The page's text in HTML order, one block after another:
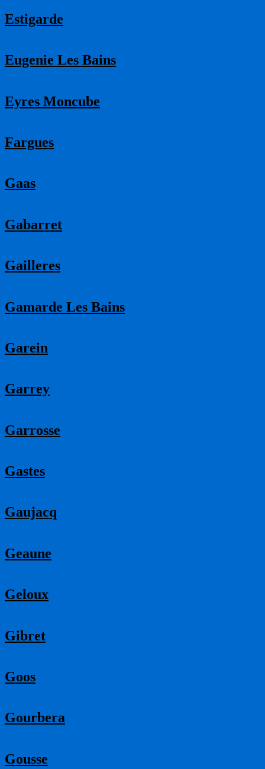
Estigarde
Eugenie Les Bains
Eyres Moncube
Fargues
Gaas
Gabarret
Gailleres
Gamarde Les Bains
Garein
Garrey
Garrosse
Gastes
Gaujacq
Geaune
Geloux
Gibret
Goos
Gourbera
Gousse